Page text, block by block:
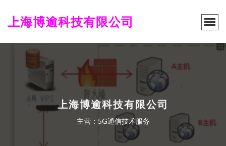
上海博逾科技有限公司
上海博逾科技有限公司
主营：5G通信技术服务